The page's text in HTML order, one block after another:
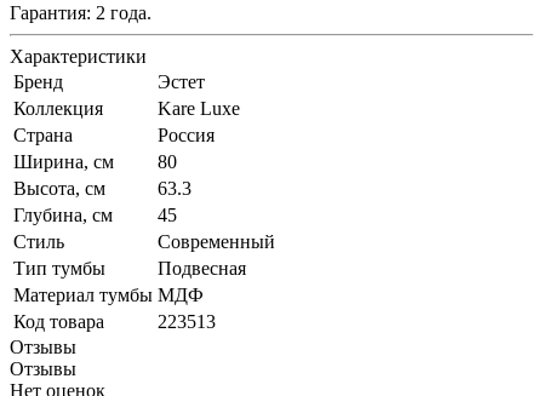
Гарантия: 2 года.
Характеристики
Бренд
Эстет
Коллекция
Kare Luxe
Страна
Россия
Ширина, см
80
Высота, см
63.3
Глубина, см
45
Стиль
Современный
Тип тумбы
Подвесная
Материал тумбы МДФ
Код товара
223513
Отзывы
Отзывы
Нет оценок